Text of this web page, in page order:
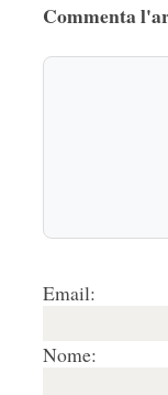
Commenta
Email:
Nome: